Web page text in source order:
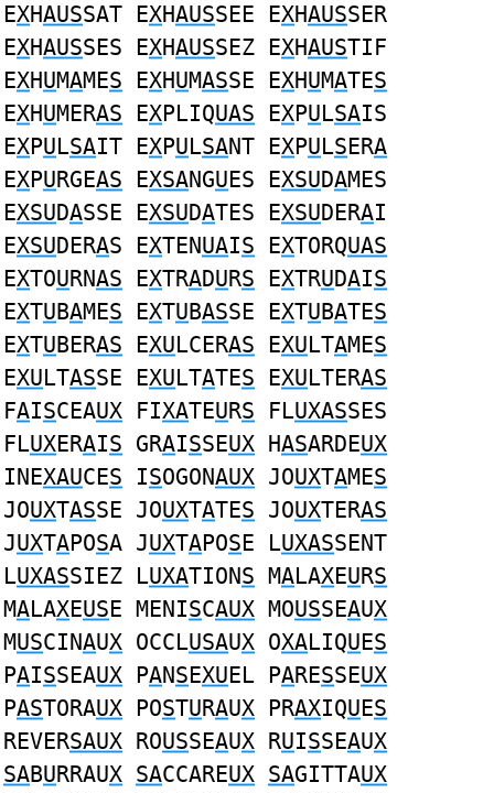
EXHAUSSAT EXHAUSSEE EXHAUSSER
EXHAUSSES EXHAUSSEZ EXHAUSTIF
EXHUMAMES EXHUMASSE EXHUMATES
EXHUMERAS EXPLIQUAS EXPULSAIS
EXPULSAIT EXPULSANT EXPULSERA
EXPURGEAS EXSANGUES EXSUDAMES
EXSUDASSE EXSUDATES EXSUDERAI
EXSUDERAS EXTENUAIS EXTORQUAS
EXTOURNAS EXTRADURS EXTRUDAIS
EXTUBAMES EXTUBASSE EXTUBATES
EXTUBERAS EXULCERAS EXULTAMES
EXULTASSE EXULTATES EXULTERAS
FAISCEAUX FIXATEURS FLUXASSES
FLUXERAIS GRAISSEUX HASARDEUX
INEXAUCES ISOGONAUX JOUXTAMES
JOUXTASSE JOUXTATES JOUXTERAS
JUXTAPOSA JUXTAPOSE LUXASSENT
LUXASSIEZ LUXATIONS MALAXEURS
MALAXEUSE MENISCAUX MOUSSEAUX
MUSCINAUX OCCLUSAUX OXALIQUES
PAISSEAUX PANSEXUEL PARESSEUX
PASTORAUX POSTURAUX PRAXIQUES
REVERSAUX ROUSSEAUX RUISSEAUX
SABURRAUX SACCAREUX SAGITTAUX